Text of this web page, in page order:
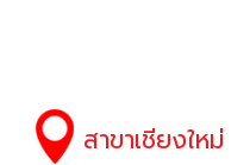
สาขาเชียงใหม่